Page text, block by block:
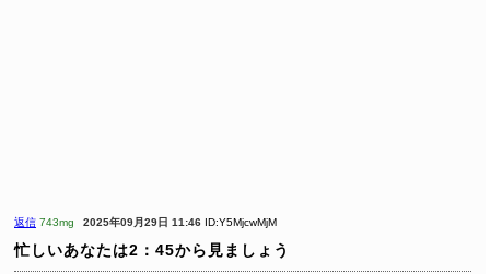
返信 743mg 2025年09月29日 11:46 ID:Y5MjcwMjM
忙しいあなたは2：45から見ましょう